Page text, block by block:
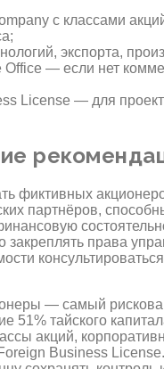
с классами
экспорта,
Office — если нет
License — для
фиктивных
партнёров,
закреплять права
— самый
51% тайского
акций,
Business